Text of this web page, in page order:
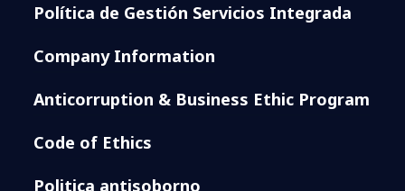
Política de Gestión Servicios Integrada
Company Information
Anticorruption & Business Ethic Program
Code of Ethics
Politica antisoborno